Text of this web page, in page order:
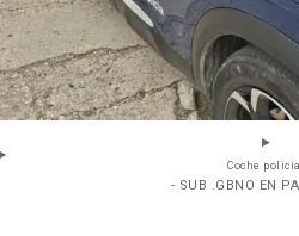
Coche
- SUB .GBNO EN